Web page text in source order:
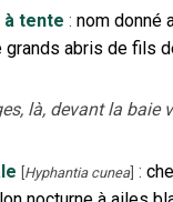
à tente : nom donné
abris de fils
là, devant la baie
Hyphantia cunea :